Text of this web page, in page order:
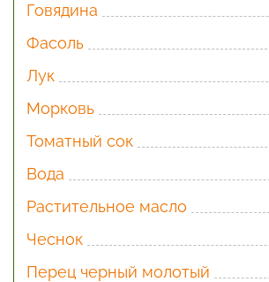
Говядина
Фасоль
Лук
Морковь
Томатный сок
Вода
Растительное масло
Чеснок
Перец черный молотый